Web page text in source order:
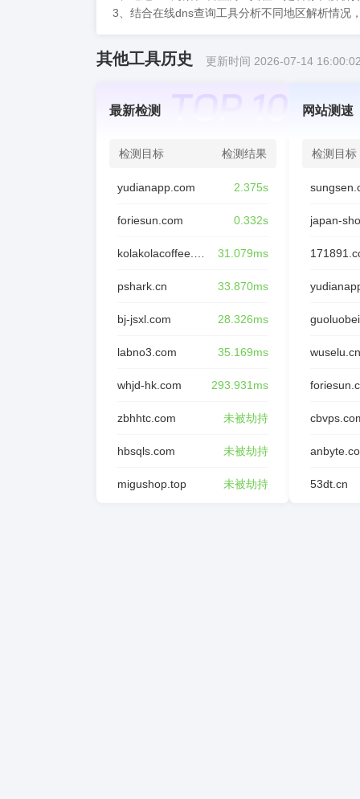
3、结合在线dns查询工具分析不同地区解析情况
其他工具历史 更新时间 2026-07-14
最新检测
检测目标 检测结果
yudianapp.com 2.375s
foriesun.com 0.332s
31.079ms
pshark.cn 33.870ms
bj-jsxl.com 28.326ms
labno3.com 35.169ms
whjd-hk.com 293.931ms
zbhhtc.com 未被劫持
hbsqls.com 未被劫持
migushop.top 未被劫持
网站测速
检测目标
japan-
wuselu.cn
53dt.cn